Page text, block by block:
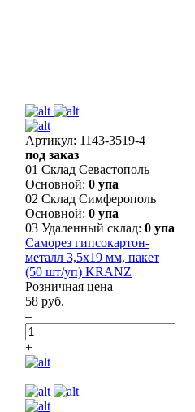
Артикул: 1143-3519-4
под заказ
01 Склад Севастополь
Основной: 0 упа
02 Склад Симферополь
Основной: 0 упа
03 Удаленный склад: 0 упа
Саморез гипсокартон-
металл 3,5х19 мм, пакет
(50 шт/уп) KRANZ
Розничная цена
58 руб.
–
+